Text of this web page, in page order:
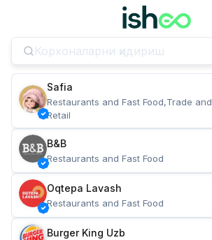
Safia
Restaurants and Fast Food,Trade and
Retail
B&B
Restaurants and Fast Food
Oqtepa Lavash
Restaurants and Fast Food
Burger King Uzb